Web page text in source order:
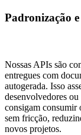
Padronização
Nossas APIs são
entregues com
autogerada. Isso
desenvolvedores
consigam consumir
sem fricção,
novos projetos.